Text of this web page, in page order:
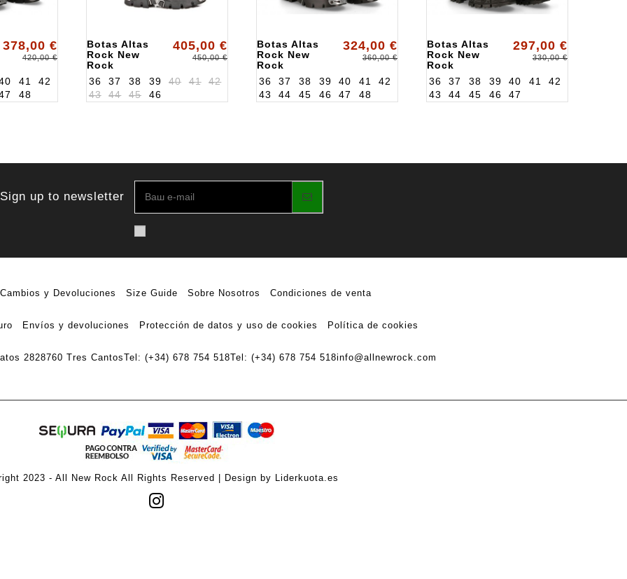
378,00 €
420,00 €
41
42
48
Botas Altas
Rock New
Rock
ALK796S1
405,00 €
450,00 €
36 37 38 39 40 41
42
43
44 45 46
Botas Altas
Rock New
Rock
ALK272S1
324,00 €
360,00 €
36 37 38 39 40 41
42
43
44 45 46 47 48
Botas Altas
Rock New
Rock
ALK272S3
297,00 €
330,00 €
36 37 38 39 40 41
42
43
44 45 46 47
Sign up to newsletter
Cambios y Devoluciones Size Guide Sobre Nosotros Condiciones de venta
Envíos y devoluciones Protección de datos y uso de cookies Política de cookies
2828760 Tres CantosTel: (+34) 678 754 518Tel: (+34) 678 754 518info@allnewrock.com
2023 - All New Rock All Rights Reserved | Design by Liderkuota.es